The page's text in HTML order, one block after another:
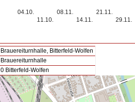
04.10.
11.10.
08.11.
14.11.
21.11.
29.11.
Brauereiturnhalle, Bitterfeld-Wolfen
Brauereiturnhalle
0 Bitterfeld-Wolfen